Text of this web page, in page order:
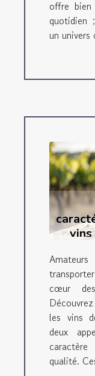
offre bien
quotidien
un univers
cœur
les vins
deux
qualité.